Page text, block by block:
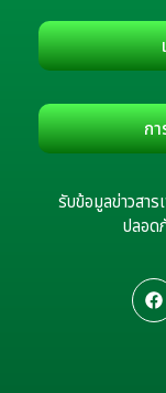
ก
รับข้อมูลข่าวสาร
ปลอด